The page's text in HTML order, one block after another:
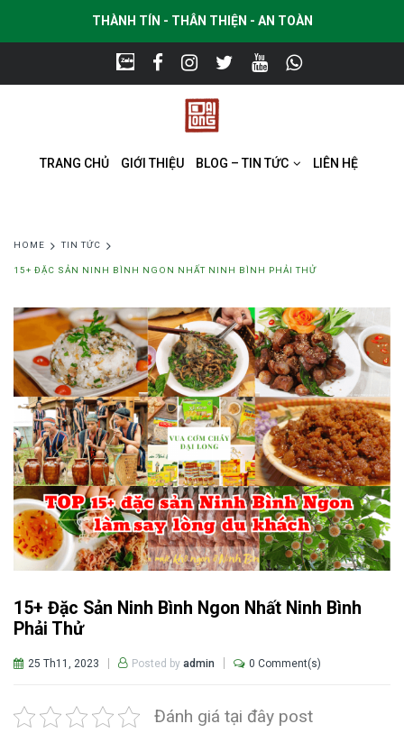
THÀNH TÍN - THÂN THIỆN - AN TOÀN
TRANG CHỦ GIỚI THIỆU BLOG – TIN TỨC LIÊN HỆ
HOME TIN TỨC
15+ ĐẶC SẢN NINH BÌNH NGON NHẤT NINH BÌNH PHẢI THỬ
15+ Đặc Sản Ninh Bình Ngon Nhất Ninh Bình
Phải Thử
25 Th11, 2023 Posted by admin 0 Comment(s)
Đánh giá tại đây post